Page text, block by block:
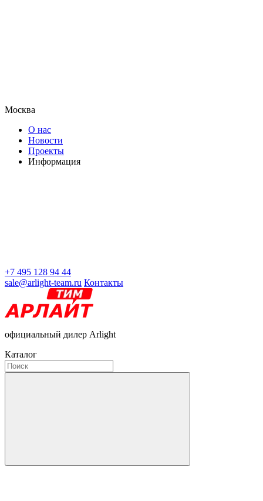
Москва
О нас
Новости
Проекты
Информация
+7 495 128 94 44
sale@arlight-team.ru Контакты
официальный дилер Arlight
Каталог